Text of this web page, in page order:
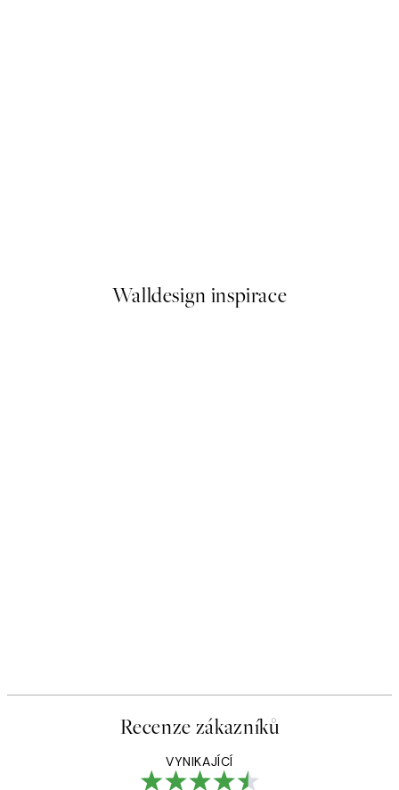
Walldesign inspirace
Recenze zákazníků
VYNIKAJÍCÍ